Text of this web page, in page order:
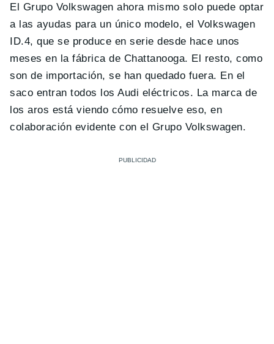
El Grupo Volkswagen ahora mismo solo puede optar
a las ayudas para un único modelo, el Volkswagen
ID.4, que se produce en serie desde hace unos
meses en la fábrica de Chattanooga. El resto, como
son de importación, se han quedado fuera. En el
saco entran todos los Audi eléctricos. La marca de
los aros está viendo cómo resuelve eso, en
colaboración evidente con el Grupo Volkswagen.